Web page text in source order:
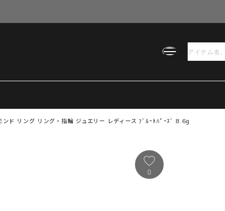
ンド リング リング・指輪 ジュエリー レディース ﾌﾞﾙｰﾄﾊﾟｰｽﾞ 8.6g
0